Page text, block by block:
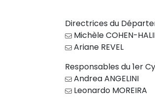
Directrices du
Michèle COHEN-
Ariane REVEL
Responsables du 1er
Andrea ANGELINI
Leonardo MOREIRA